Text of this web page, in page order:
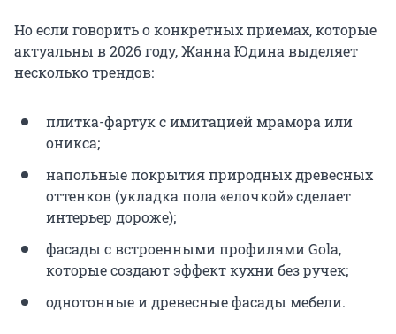
Но если говорить о конкретных приемах, которые
актуальны в 2026 году, Жанна Юдина выделяет
несколько трендов:
плитка-фартук с имитацией мрамора или
оникса;
напольные покрытия природных древесных
оттенков (укладка пола «елочкой» сделает
интерьер дороже);
фасады с встроенными профилями Gola,
которые создают эффект кухни без ручек;
однотонные и древесные фасады мебели.